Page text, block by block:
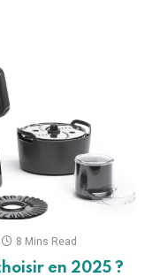
8 Mins Read
en 2025 ?